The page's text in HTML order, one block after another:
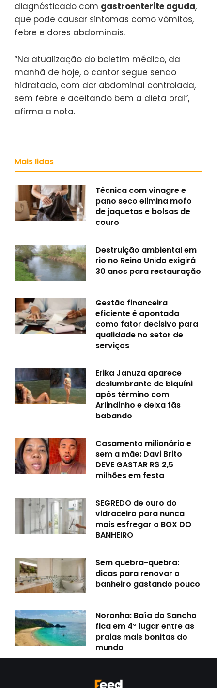
diagnósticado com gastroenterite aguda,
que pode causar sintomas como vômitos,
febre e dores abdominais.
“Na atualização do boletim médico, da
manhã de hoje, o cantor segue sendo
hidratado, com dor abdominal controlada,
sem febre e aceitando bem a dieta oral”,
afirma a nota.
Mais lidas
Técnica com vinagre e
pano seco elimina mofo
de jaquetas e bolsas de
couro
Destruição ambiental em
rio no Reino Unido exigirá
30 anos para restauração
Gestão financeira
eficiente é apontada
como fator decisivo para
qualidade no setor de
serviços
Erika Januza aparece
deslumbrante de biquíni
após término com
Arlindinho e deixa fãs
babando
Casamento milionário e
sem a mãe: Davi Brito
DEVE GASTAR R$ 2,5
milhões em festa
SEGREDO de ouro do
vidraceiro para nunca
mais esfregar o BOX DO
BANHEIRO
Sem quebra-quebra:
dicas para renovar o
banheiro gastando pouco
Noronha: Baía do Sancho
fica em 4º lugar entre as
praias mais bonitas do
mundo